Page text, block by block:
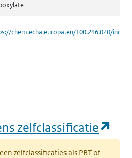
chem.echa.europa.eu/100.246.020/
zelfclassificatie
zelfclassificaties als PBT of